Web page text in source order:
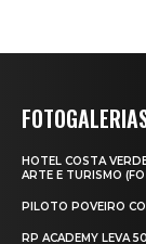
HOTEL COSTA
ARTE E TURISMO
PILOTO POVEIRO
RP ACADEMY LEVA